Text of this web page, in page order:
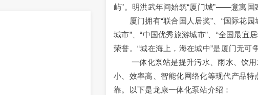
屿”。明洪武年间始筑“厦门城”——意寓国
厦门拥有“联合国人居奖”、“国际花园
城市”、“中国优秀旅游城市”、“全国最宜
荣誉。“城在海上，海在城中”是厦门无可
一体化泵站是提升污水、雨水、饮用
小、效率高、智能化网络化等现代产品
靠。以下是龙康一体化泵站介绍：